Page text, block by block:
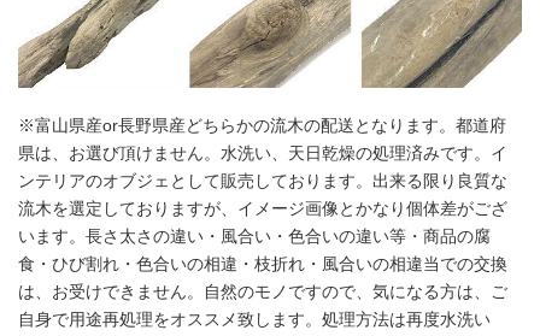
※富山県産or長野県産どちらかの流木の配送となります。都道府
県は、お選び頂けません。水洗い、天日乾燥の処理済みです。イ
ンテリアのオブジェとして販売しております。出来る限り良質な
流木を選定しておりますが、イメージ画像とかなり個体差がござ
います。長さ太さの違い・風合い・色合いの違い等・商品の腐
食・ひび割れ・色合いの相違・枝折れ・風合いの相違当での交換
は、お受けできません。自然のモノですので、気になる方は、ご
自身で用途再処理をオススメ致します。処理方法は再度水洗い